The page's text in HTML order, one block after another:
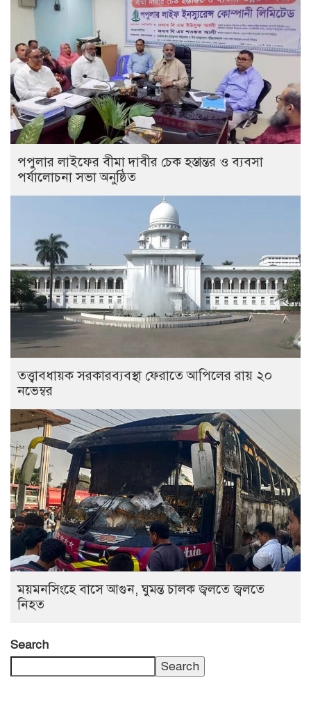
পপুলার লাইফের বীমা দাবীর চেক হস্তান্তর ও ব্যবসা
পর্যালোচনা সভা অনুষ্ঠিত
তত্ত্বাবধায়ক সরকারব্যবস্থা ফেরাতে আপিলের রায় ২০
নভেম্বর
ময়মনসিংহে বাসে আগুন, ঘুমন্ত চালক জ্বলতে জ্বলতে
নিহত
Search
Search